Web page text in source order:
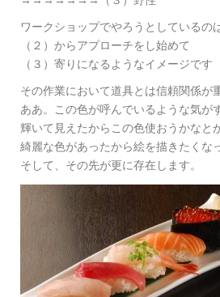
ワークショップでやろうとしているの
（２）からアプローチをし始めて
（３）寄りになるようなイメージです
その作業において道具とは信頼関係が
ああ。この色が呼んでいるような気が
輝いて見えたからこの色使おうかなと
綺麗な色があったから絵を描きたくな
そして、その先が更に存在します。